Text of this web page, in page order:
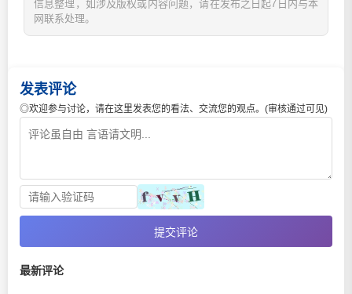
信息整理，如涉及版权或内容问题，请在发布之日起7日内与本
网联系处理。
发表评论
◎欢迎参与讨论，请在这里发表您的看法、交流您的观点。(审核通过可见)
提交评论
最新评论